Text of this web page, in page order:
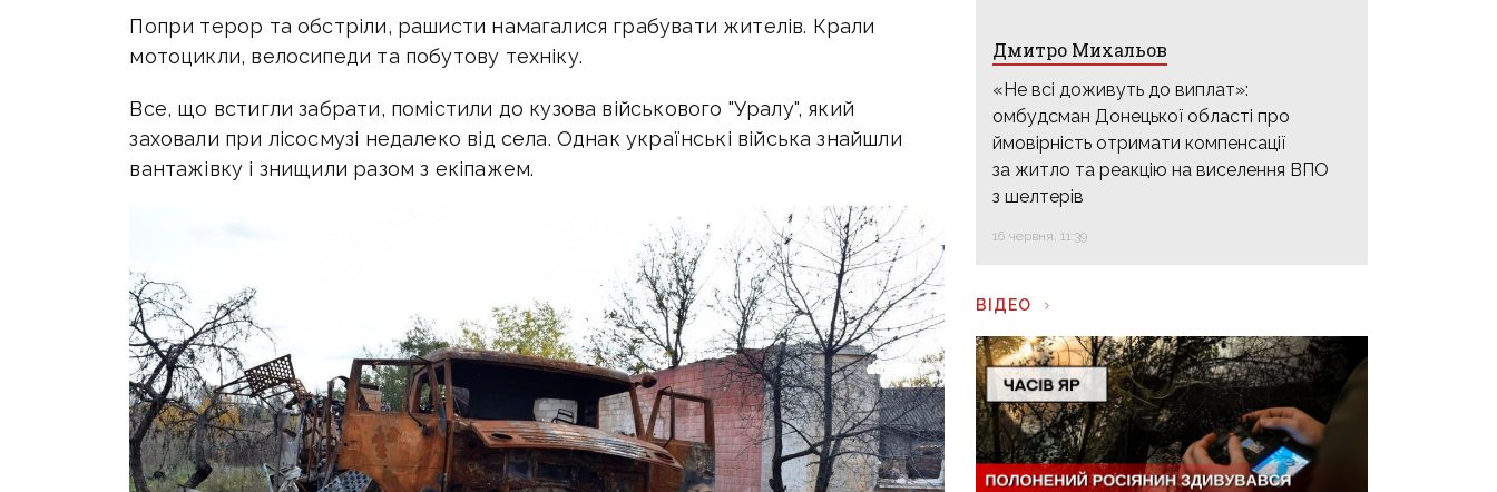
Попри терор та обстріли, рашисти намагалися грабувати жителів. Крали
мотоцикли, велосипеди та побутову техніку.
Все, що встигли забрати, помістили до кузова військового "Уралу", який
заховали при лісосмузі недалеко від села. Однак українські війська знайшли
вантажівку і знищили разом з екіпажем.
Дмитро Михальов
«Не всі доживуть до виплат»:
омбудсман Донецької області про
ймовірність отримати компенсації
за житло та реакцію на виселення ВПО
з шелтерів
16 червня, 11:39
ВІДЕО